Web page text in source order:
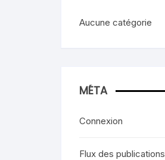
Aucune catégorie
MÉTA
Connexion
Flux des publications